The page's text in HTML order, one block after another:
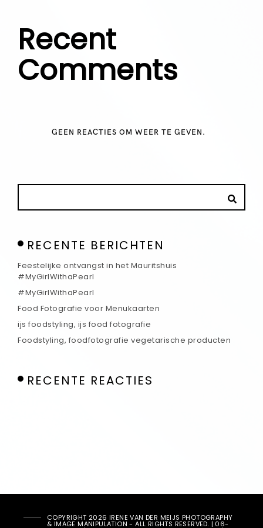
Recent
Comments
GEEN REACTIES OM WEER TE GEVEN.
RECENTE BERICHTEN
Feestelijke ontvangst in het Mauritshuis
#MyGirlWithaPearl
#MyGirlWithaPearl
Food Fotografie voor Menukaarten
ijs foodstyling, ijs food fotografie
Foodstyling, foodfotografie vegetarische producten
RECENTE REACTIES
COPYRIGHT 2026 IRENE VAN DER MEIJS PHOTOGRAPHY
& IMAGE MANIPULATION - ALL RIGHTS RESERVED. | 06-